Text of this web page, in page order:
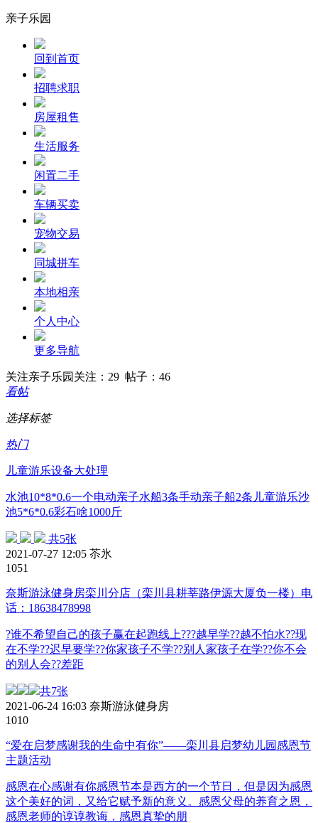
亲子乐园
回到首页
招聘求职
房屋租售
生活服务
闲置二手
车辆买卖
宠物交易
同城拼车
本地相亲
个人中心
更多导航
关注亲子乐园 关注：29 帖子：46
看帖
选择标签
热门
儿童游乐设备大处理
水池10*8*0.6一个电动亲子水船3条手动亲子船2条儿童游乐沙
池5*6*0.6彩石啥1000斤
共5张
2021-07-27 12:05 苶氷
1051
奈斯游泳健身房栾川分店（栾川县耕莘路伊源大厦负一楼）电
话：18638478998
?谁不希望自己的孩子赢在起跑线上???越早学??越不怕水??现
在不学??迟早要学??你家孩子不学??别人家孩子在学??你不会
的别人会??差距
共7张
2021-06-24 16:03 奈斯游泳健身房
1010
“爱在启梦感谢我的生命中有你”——栾川县启梦幼儿园感恩节
主题活动
感恩在心感谢有你感恩节本是西方的一个节日，但是因为感恩
这个美好的词，又给它赋予新的意义。感恩父母的养育之恩，
感恩老师的谆谆教诲，感恩真挚的朋